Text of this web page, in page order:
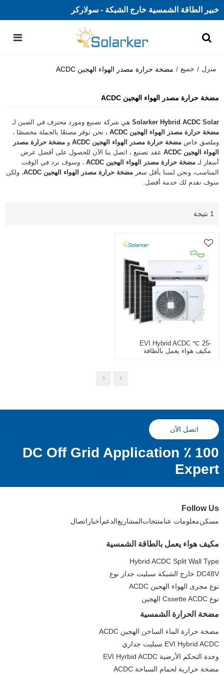
خبير الطاقة الشمسية خارج الشبكة - سولاركر
منزل / جميع / مضخة حرارة مصدر الهواء الهجين ACDC
مضخة حرارة مصدر الهواء الهجين ACDC
Solarker Hybrid ACDC Solar هي شركة تصنيع ومورد محترف في الصين لـ
مضخة حرارة مصدر الهواء الهجين ACDC
، نحن نوفر مصنعًا بالجملة مخصصًا ،
وملصق خاص مضخة حرارة مصدر الهواء الهجين ACDC و مضخة حرارة مصدر
الهواء الهجين ACDC
عقد تصنيع ، اتصل بنا الآن للحصول على أفضل عرض
أسعار لـ مضخة حرارة مصدر الهواء الهجين ACDC
، وسوف نرد في الوقت
المناسب، ونحن لسنا بأقل سعر مضخة حرارة مصدر الهواء الهجين ACDC
، ولكن
سوف نقدم لك خدمة أفضل.
1 نتيجة
-25 ℃ EVI Hybrid ACDC
مكيف هواء يعمل بالطاقة
اتصل الآن
100 ٪ DC Off Grid Application
Expert
Follow Us
مسكنمعلومات عنامنتجاتالمشاريعالدعمأخبار اتصال
مكيف هواء يعمل بالطاقة الشمسية
Hybrid ACDC Split Wall Type
DC48V خارج الشبكة سبليت جدار نوع
نوع مجرى الهواء الهجين ACDC
نوع Cssette ACDC الهجين
مضخة الحرارة الشمسية
مضخة حرارة الماء الساخن الهجين ACDC
EVI Hybrid ACDC سبليت جداري
وحدة التحكم الأرضية EVI Hyrbid ACDC
مضخة حرارية لحمام السباحة ACDC